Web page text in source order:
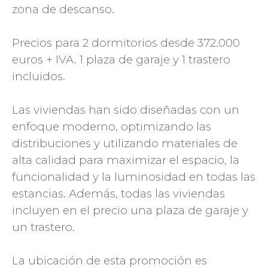
zona de descanso.
Precios para 2 dormitorios desde 372.000
euros + IVA. 1 plaza de garaje y 1 trastero
incluidos.
Las viviendas han sido diseñadas con un
enfoque moderno, optimizando las
distribuciones y utilizando materiales de
alta calidad para maximizar el espacio, la
funcionalidad y la luminosidad en todas las
estancias. Además, todas las viviendas
incluyen en el precio una plaza de garaje y
un trastero.
La ubicación de esta promoción es